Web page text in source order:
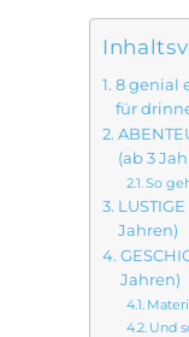
8 genial
für
(ab 3
So
Jahren)
Jahren)
Und